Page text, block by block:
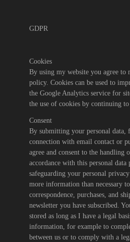
GDPR
Cookies
By using my website you agree to
policy. Cookies can be used to
the Google Analytics service for
the use of cookies by continuing to
Consent
By submitting your personal data,
connection with email contact or
agree and consent to the handling
accordance with this personal
safeguarding your personal
more information than necessary
correspondence, purchases, and
newsletter you have subscribed.
stored as long as I have a legal
information, for example to
between us or to comply with a